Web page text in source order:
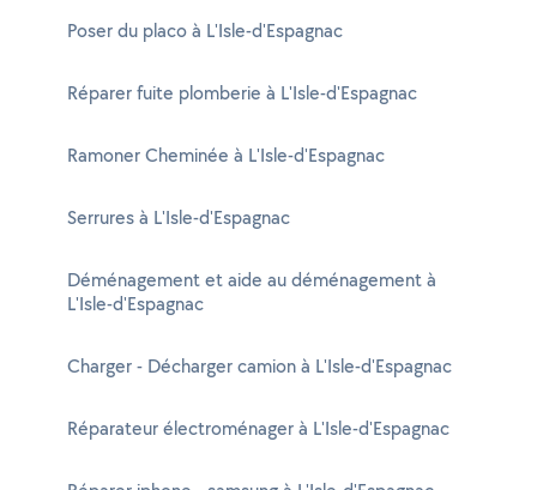
Poser du placo à L'Isle-d'Espagnac
Réparer fuite plomberie à L'Isle-d'Espagnac
Ramoner Cheminée à L'Isle-d'Espagnac
Serrures à L'Isle-d'Espagnac
Déménagement et aide au déménagement à
L'Isle-d'Espagnac
Charger - Décharger camion à L'Isle-d'Espagnac
Réparateur électroménager à L'Isle-d'Espagnac